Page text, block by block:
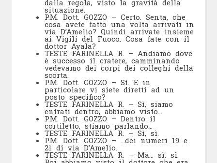
dalla regola, visto la gravità della
situazione.
P.M. Dott. GOZZO – Certo. Senta, che
cosa avete fatto una volta arrivati in
via D’Amelio? Quindi arrivate insieme
ai Vigili del Fuoco. Cosa fate con il
dottor Ayala?
TESTE FARINELLA R. – Andiamo dove
è successo il cratere, camminando
vedevamo dei corpi dei colleghi della
scorta.
P.M. Dott. GOZZO – Sì. E in
particolare vi siete diretti ad un
posto specifico?
TESTE FARINELLA R. – Sì, siamo
entrati dentro, abbiamo visto…
P.M. Dott. GOZZO – Dentro il
cortiletto, stiamo parlando…
TESTE FARINELLA R. – Sì, sì.
P.M. Dott. GOZZO – …dei numeri 19 e
21 di via D’Amelio.
TESTE FARINELLA R. – Ma… sì, sì.